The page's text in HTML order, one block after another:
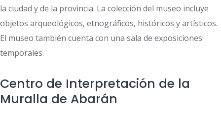
la ciudad y de la provincia. La colección del museo incluye
objetos arqueológicos, etnográficos, históricos y artísticos.
El museo también cuenta con una sala de exposiciones
temporales.
Centro de Interpretación de la
Muralla de Abarán